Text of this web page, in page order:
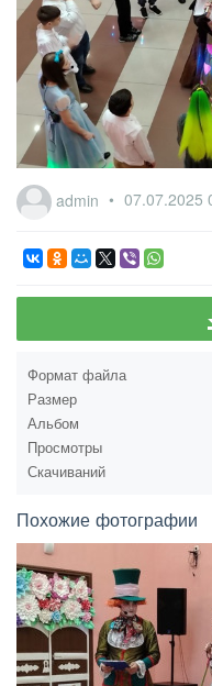
admin 07.07.2025
Формат файла
Размер
Альбом
Просмотры
Скачиваний
Похожие фотографии